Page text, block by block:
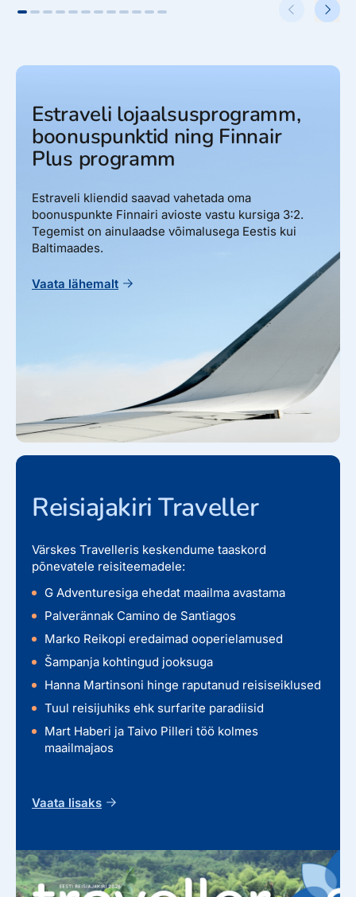
Estraveli lojaalsusprogramm,
boonuspunktid ning Finnair
Plus programm
Estraveli kliendid saavad vahetada oma
boonuspunkte Finnairi avioste vastu kursiga 3:2.
Tegemist on ainulaadse võimalusega Eestis kui
Baltimaades.
Vaata lähemalt
Reisiajakiri Traveller
Värskes Travelleris keskendume taaskord
põnevatele reisiteemadele:
G Adventuresiga ehedat maailma avastama
Palverännak Camino de Santiagos
Marko Reikopi eredaimad ooperielamused
Šampanja kohtingud jooksuga
Hanna Martinsoni hinge raputanud reisiseiklused
Tuul reisijuhiks ehk surfarite paradiisid
Mart Haberi ja Taivo Pilleri töö kolmes
maailmajaos
Vaata lisaks